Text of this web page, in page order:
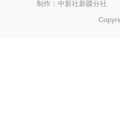
制作：中新社新疆分